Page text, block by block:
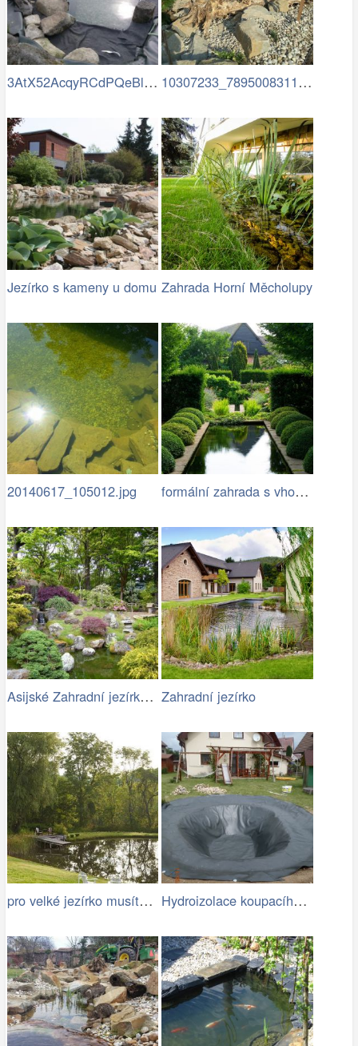
3AtX52AcqyRCdPQeBlSciXoEugVrbvqBJTPN0Dx… 10307233_789500831125992…
Jezírko s kameny u domu Zahrada Horní Měcholupy
20140617_105012.jpg formální zahrada s vhodně zvoleným…
Asijské Zahradní jezírko s kameny Zahradní jezírko
pro velké jezírko musíte mít dost místa Hydroizolace koupacího jezírka